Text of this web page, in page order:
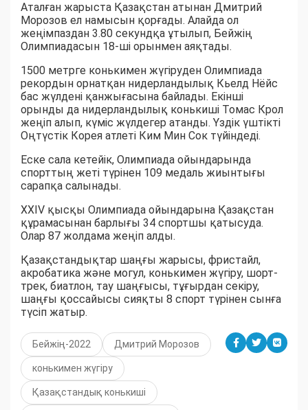
Аталған жарыста Қазақстан атынан Дмитрий
Морозов ел намысын қорғады. Алайда ол
жеңімпаздан 3.80 секундқа ұтылып, Бейжің
Олимпиадасын 18-ші орынмен аяқтады.
1500 метрге конькимен жүгіруден Олимпиада
рекордын орнатқан нидерландылық Кьелд Нёйс
бас жүлдені қанжығасына байлады. Екінші
орынды да нидерландылық конькиші Томас Крол
жеңіп алып, күміс жүлдегер атанды. Үздік үштікті
Оңтүстік Корея атлеті Ким Мин Сок түйіндеді.
Еске сала кетейік, Олимпиада ойындарында
спорттың жеті түрінен 109 медаль жиынтығы
сарапқа салынады.
XXIV қысқы Олимпиада ойындарына Қазақстан
құрамасынан барлығы 34 спортшы қатысуда.
Олар 87 жолдама жеңіп алды.
Қазақстандықтар шаңғы жарысы, фристайл,
акробатика және могул, конькимен жүгіру, шорт-
трек, биатлон, тау шаңғысы, тұғырдан секіру,
шаңғы қоссайысы сияқты 8 спорт түрінен сынға
түсіп жатыр.
Бейжің-2022 Дмитрий Морозов
конькимен жүгіру
Қазақстандық конькиші